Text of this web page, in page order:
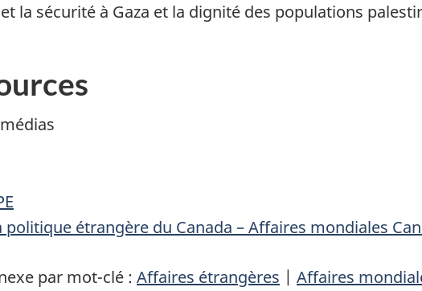
la sécurité à Gaza et la dignité des populations
politique étrangère du Canada – Affaires mondiales
par mot-clé : Affaires étrangères | Affaires